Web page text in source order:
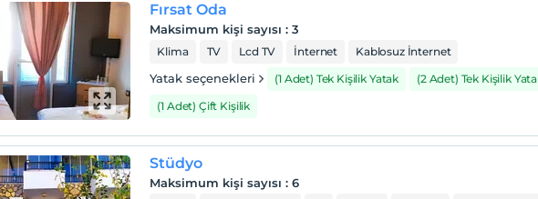
Fırsat Oda
Maksimum kişi sayısı :3
Klima TV Lcd TV İnternet Kablosuz İnternet
Yatak seçenekleri (1 Adet) Tek Kişilik Yatak
(2 Adet) Tek Kişilik
(1 Adet) Çift Kişilik
Stüdyo
Maksimum kişi sayısı :6